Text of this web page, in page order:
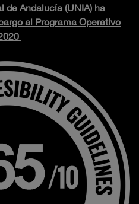
de Andalucía (UNIA) ha
al Programa Operativo